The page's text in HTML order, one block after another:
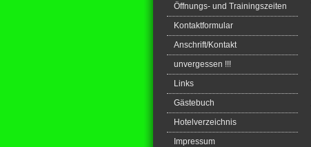
Öffnungs- und Trainingszeiten
Kontaktformular
Anschrift/Kontakt
unvergessen !!!
Links
Gästebuch
Hotelverzeichnis
Impressum